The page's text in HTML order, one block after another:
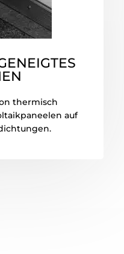
thermisch
auf